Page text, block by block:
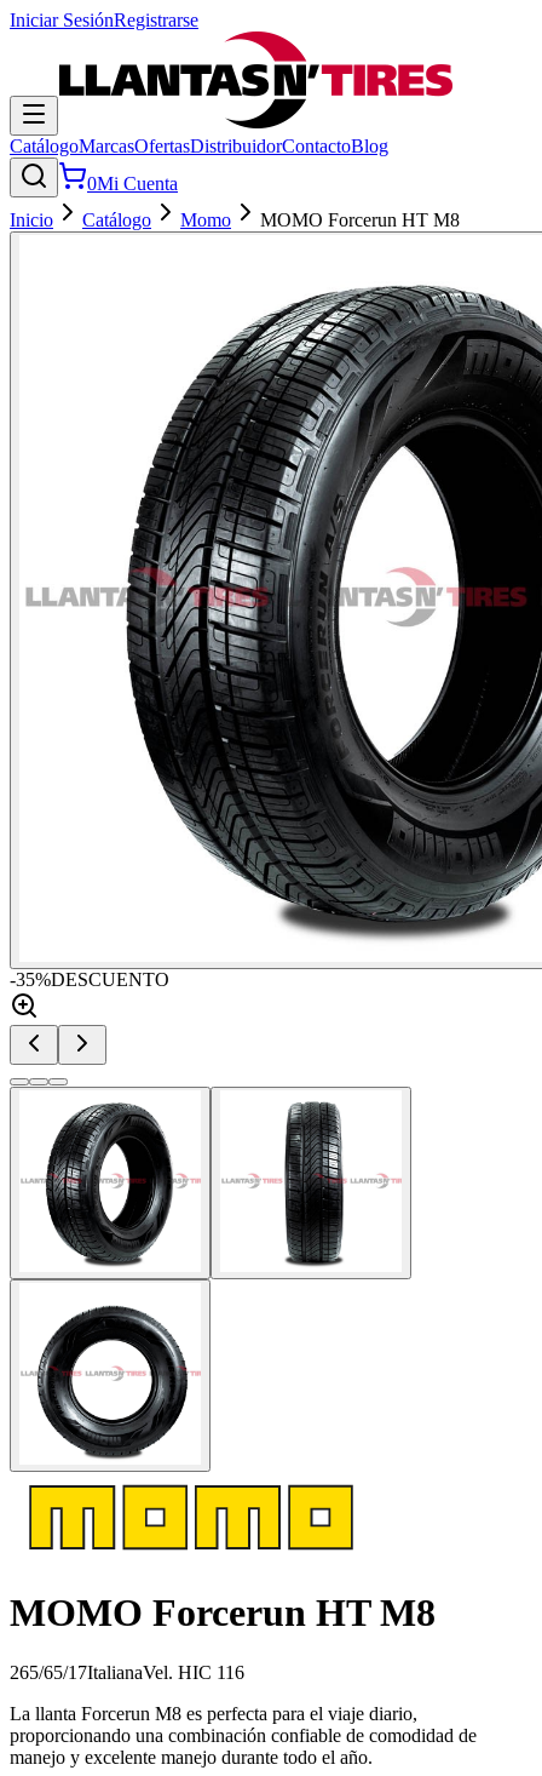
Iniciar SesiónRegistrarse
CatálogoMarcasOfertasDistribuidorContactoBlog
0Mi Cuenta
Inicio
Catálogo Momo MOMO Forcerun HT M8
-35%DESCUENTO
MOMO Forcerun HT M8
265/65/17ItalianaVel. HIC 116
La llanta Forcerun M8 es perfecta para el viaje diario,
proporcionando una combinación confiable de comodidad de
manejo y excelente manejo durante todo el año.